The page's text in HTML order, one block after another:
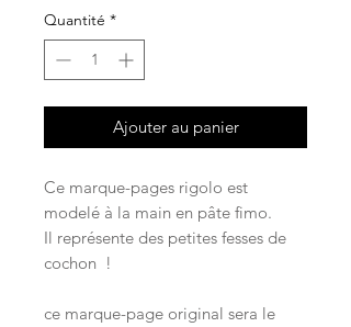
Quantité *
Ajouter au panier
Ce marque-pages rigolo est
modelé à la main en pâte fimo.
Il représente des petites fesses de
cochon !
ce marque-page original sera le